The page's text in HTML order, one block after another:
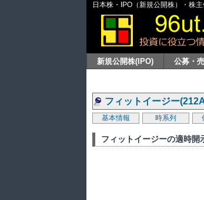
日本株・IPO（新規公開株）・株
新規公開株(IPO) 公募・
フィットイージー
基本情報 時系列
フィットイージーの適時開